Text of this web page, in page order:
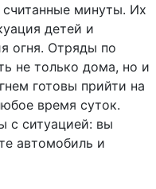
минуты. Их
детей и
огня. Отряды по
не только дома, но и
готовы прийти на
время суток.
с ситуацией: вы
автомобиль и